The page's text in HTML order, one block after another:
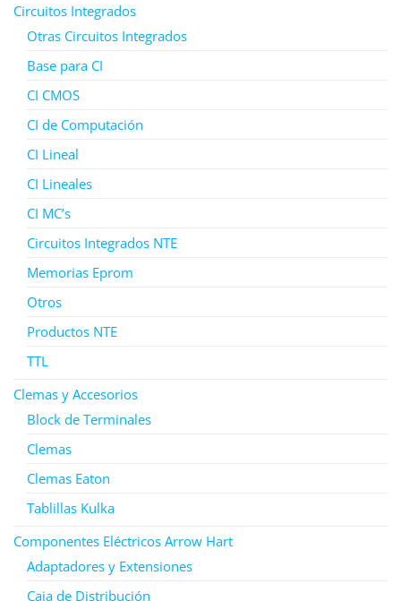
Circuitos Integrados
Otras Circuitos Integrados
Base para CI
CI CMOS
CI de Computación
CI Lineal
CI Lineales
CI MC’s
Circuitos Integrados NTE
Memorias Eprom
Otros
Productos NTE
TTL
Clemas y Accesorios
Block de Terminales
Clemas
Clemas Eaton
Tablillas Kulka
Componentes Eléctricos Arrow Hart
Adaptadores y Extensiones
Caja de Distribución